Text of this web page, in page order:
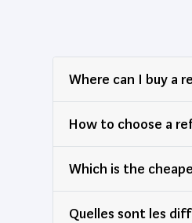
Where can I buy a
How to choose a
Which is the
Quelles sont les